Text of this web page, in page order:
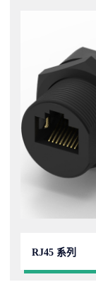
RJ45 系列